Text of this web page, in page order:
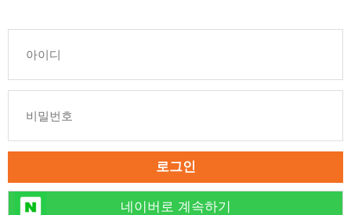
🏆대한민국 최대 15층 규모 지방흡입 특화 병원🏆
🏆대한민국 최다 지방흡입 케이스 370,884건🏆
로그인
네이버로 계속하기